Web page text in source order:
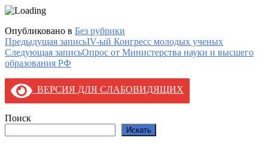
Опубликовано в Без рубрики
Навигация
по
записям
Предыдущая записьIV-ый Конгресс молодых ученых
Следующая записьОпрос от Министерства науки и высшего
образования РФ
ВЕРСИЯ ДЛЯ СЛАБОВИДЯЩИХ
Поиск
Искать